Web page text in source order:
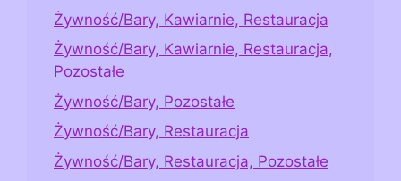
Żywność/Bary, Kawiarnie, Restauracja
Żywność/Bary, Kawiarnie, Restauracja,
Pozostałe
Żywność/Bary, Pozostałe
Żywność/Bary, Restauracja
Żywność/Bary, Restauracja, Pozostałe